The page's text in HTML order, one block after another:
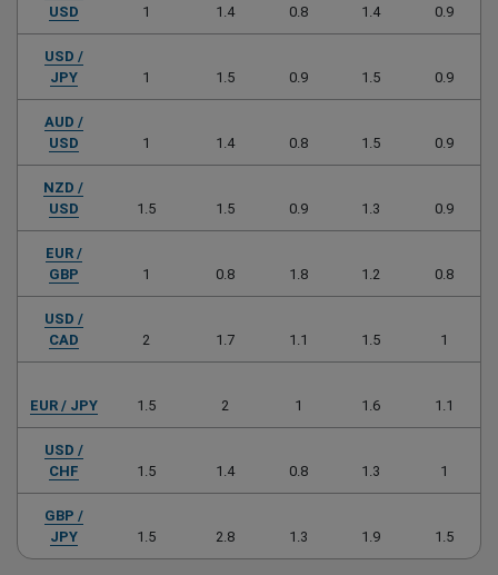
USD
1 1.4 0.8 1.4 0.9
USD /
JPY
1 1.5 0.9 1.5 0.9
AUD /
USD
1 1.4 0.8 1.5 0.9
NZD /
USD
1.5 1.5 0.9 1.3 0.9
EUR /
GBP
1 0.8 1.8 1.2 0.8
USD /
CAD
2 1.7 1.1 1.5 1
EUR / JPY 1.5 2 1 1.6 1.1
USD /
CHF
1.5 1.4 0.8 1.3 1
GBP /
JPY
1.5 2.8 1.3 1.9 1.5